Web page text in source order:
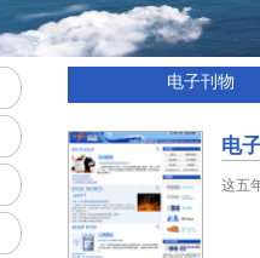
电子刊物
电
这五